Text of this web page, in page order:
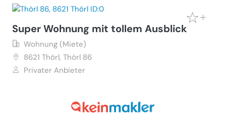
Super Wohnung mit tollem Ausblick
Wohnung (Miete)
8621 Thörl, Thörl 86
Privater Anbieter
3 Zimmer